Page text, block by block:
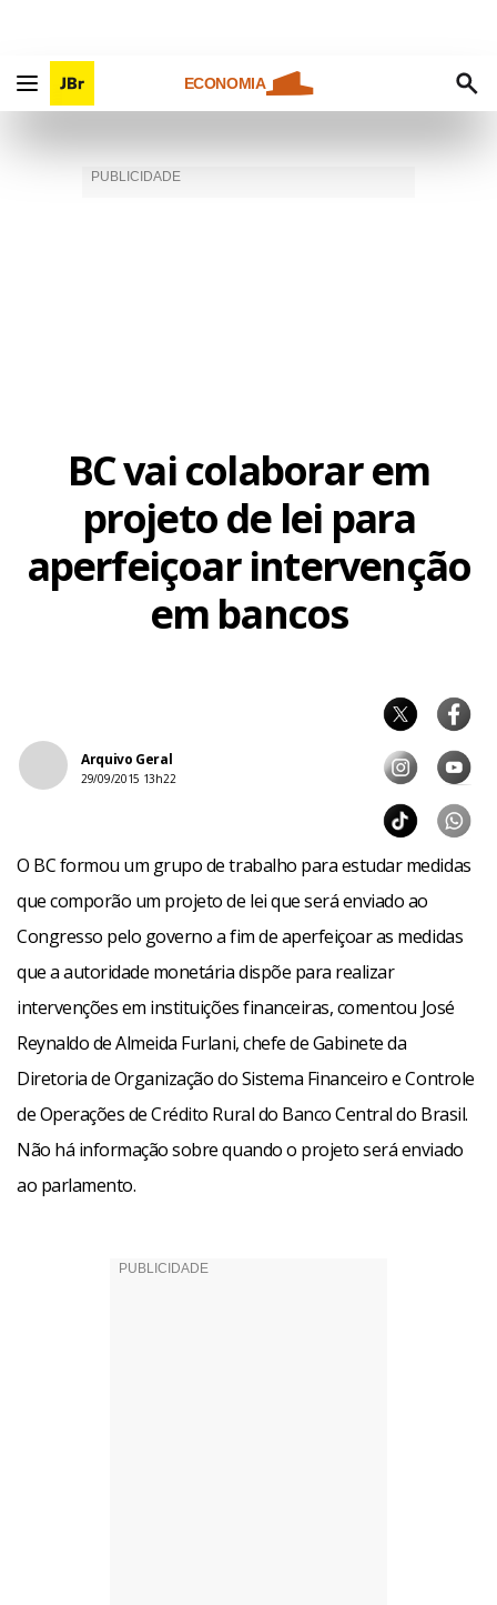
ECONOMIA
BC vai colaborar em
projeto de lei para
aperfeiçoar intervenção
em bancos
Arquivo Geral
29/09/2015 13h22
O BC formou um grupo de trabalho para estudar medidas
que comporão um projeto de lei que será enviado ao
Congresso pelo governo a fim de aperfeiçoar as medidas
que a autoridade monetária dispõe para realizar
intervenções em instituições financeiras, comentou José
Reynaldo de Almeida Furlani, chefe de Gabinete da
Diretoria de Organização do Sistema Financeiro e Controle
de Operações de Crédito Rural do Banco Central do Brasil.
Não há informação sobre quando o projeto será enviado
ao parlamento.